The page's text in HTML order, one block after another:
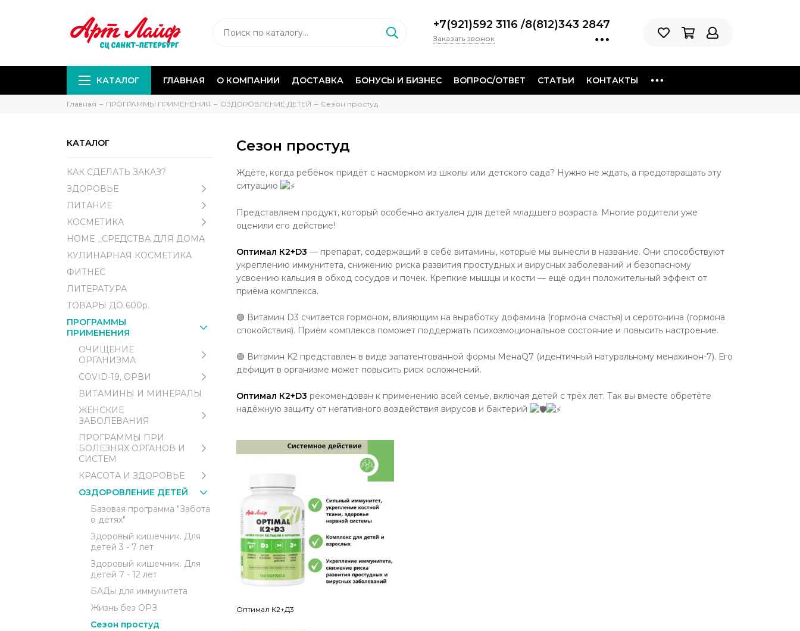
+7(921)592 3116 /8(812)343 2847
Заказать звонок
КАТАЛОГ ГЛАВНАЯ О КОМПАНИИ ДОСТАВКА БОНУСЫ И БИЗНЕС ВОПРОС/ОТВЕТ СТАТЬИ КОНТАКТЫ
Главная ПРОГРАММЫ ПРИМЕНЕНИЯ ОЗДОРОВЛЕНИЕ ДЕТЕЙ Сезон простуд
КАТАЛОГ
КАК СДЕЛАТЬ ЗАКАЗ?
ЗДОРОВЬЕ
ПИТАНИЕ
КОСМЕТИКА
HOME _СРЕДСТВА ДЛЯ ДОМА
КУЛИНАРНАЯ КОСМЕТИКА
ФИТНЕС
ЛИТЕРАТУРА
ТОВАРЫ ДО 600р.
ПРОГРАММЫ
ПРИМЕНЕНИЯ
ОЧИЩЕНИЕ
ОРГАНИЗМА
COVID-19, ОРВИ
ВИТАМИНЫ И МИНЕРАЛЫ
ЖЕНСКИЕ
ЗАБОЛЕВАНИЯ
ПРОГРАММЫ ПРИ
БОЛЕЗНЯХ ОРГАНОВ И
СИСТЕМ
КРАСОТА И ЗДОРОВЬЕ
ОЗДОРОВЛЕНИЕ ДЕТЕЙ
Базовая программа "Забота
о детях"
Здоровый кишечник. Для
детей 3 - 7 лет
Здоровый кишечник. Для
детей 7 - 12 лет
БАДы для иммунитета
Жизнь без ОРЗ
Сезон простуд
Сезон простуд
Ждёте, когда ребёнок придёт с насморком из школы или детского сада? Нужно не ждать, а предотвращать эту
ситуацию
Представляем продукт, который особенно актуален для детей младшего возраста. Многие родители уже
оценили его действие!
Оптимал К2+D3 — препарат, содержащий в себе витамины, которые мы вынесли в название. Они способствуют
укреплению иммунитета, снижению риска развития простудных и вирусных заболеваний и безопасному
усвоению кальция в обход сосудов и почек. Крепкие мышцы и кости — ещё один положительный эффект от
приёма комплекса.
🟢 Витамин D3 считается гормоном, влияющим на выработку дофамина (гормона счастья) и серотонина (гормона
спокойствия). Приём комплекса поможет поддержать психоэмоциональное состояние и повысить настроение.
🟢 Витамин K2 представлен в виде запатентованной формы МенаQ7 (идентичный натуральному менахинон-7). Его
дефицит в организме может повысить риск осложнений.
Оптимал К2+D3 рекомендован к применению всей семье, включая детей с трёх лет. Так вы вместе обретёте
надёжную защиту от негативного воздействия вирусов и бактерий
Оптимал К2+Д3